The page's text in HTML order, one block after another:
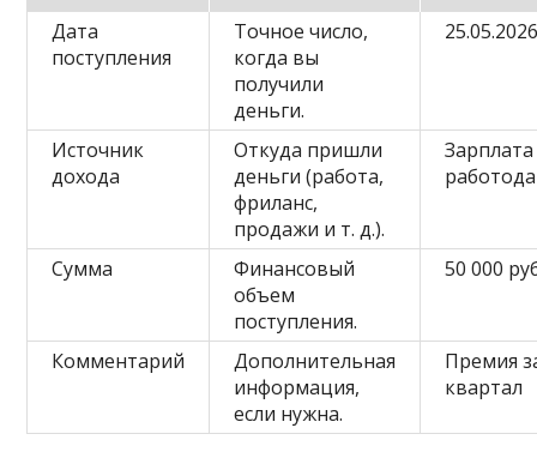
Дата
поступления
Точное число,
когда вы
получили
деньги.
Источник
дохода
Откуда пришли
деньги (работа,
фриланс,
продажи и т. д.).
Зарплата
Сумма
Финансовый
объем
поступления.
50 000
Комментарий
Дополнительная
информация,
если нужна.
Премия
квартал